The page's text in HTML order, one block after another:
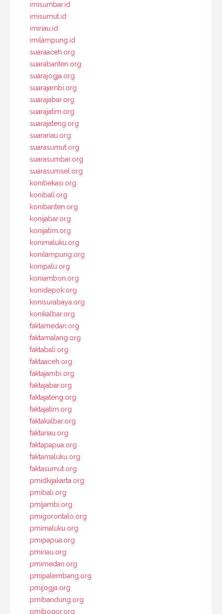
imisumbar.id
imisumut.id
imiriau.id
imilampung.id
suaraaceh.org
suarabanten.org
suarajogja.org
suarajambi.org
suarajabar.org
suarajatim.org
suarajateng.org
suarariau.org
suarasumut.org
suarasumbar.org
suarasumsel.org
konibekasi.org
konibali.org
konibanten.org
konijabar.org
konijatim.org
konimaluku.org
konilampung.org
konipalu.org
koniambon.org
konidepok.org
konisurabaya.org
konikalbar.org
faktamedan.org
faktamalang.org
faktabali.org
faktaaceh.org
faktajambi.org
faktajabar.org
faktajateng.org
faktajatim.org
faktakalbar.org
faktariau.org
faktapapua.org
faktamaluku.org
faktasumut.org
pmidkijakarta.org
pmibali.org
pmijambi.org
pmigorontalo.org
pmimaluku.org
pmipapua.org
pmiriau.org
pmimedan.org
pmipalembang.org
pmijogja.org
pmibandung.org
pmibogor.org